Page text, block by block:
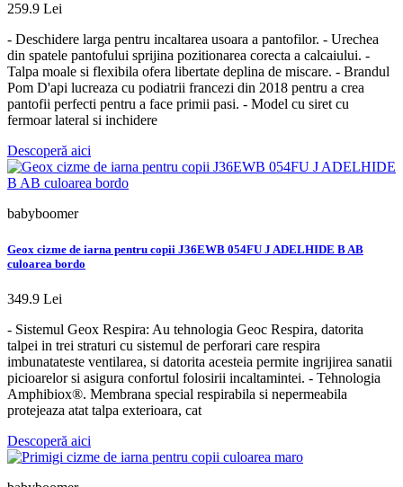
259.9 Lei
- Deschidere larga pentru incaltarea usoara a pantofilor. - Urechea
din spatele pantofului sprijina pozitionarea corecta a calcaiului. -
Talpa moale si flexibila ofera libertate deplina de miscare. - Brandul
Pom D'api lucreaza cu podiatrii francezi din 2018 pentru a crea
pantofii perfecti pentru a face primii pasi. - Model cu siret cu
fermoar lateral si inchidere
Descoperă aici
babyboomer
Geox cizme de iarna pentru copii J36EWB 054FU J ADELHIDE B AB
culoarea bordo
349.9 Lei
- Sistemul Geox Respira: Au tehnologia Geoc Respira, datorita
talpei in trei straturi cu sistemul de perforari care respira
imbunatateste ventilarea, si datorita acesteia permite ingrijirea sanatii
picioarelor si asigura confortul folosirii incaltamintei. - Tehnologia
Amphibiox®. Membrana special respirabila si nepermeabila
protejeaza atat talpa exterioara, cat
Descoperă aici